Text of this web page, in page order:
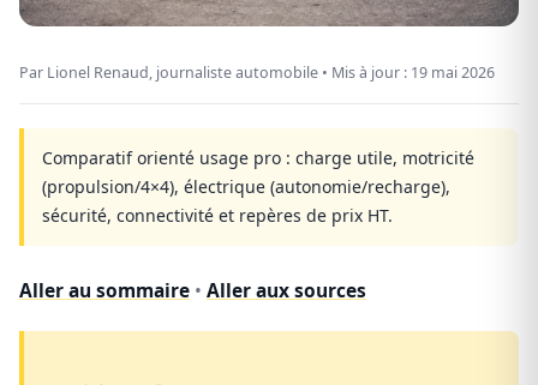
Par Lionel Renaud, journaliste automobile • Mis à jour : 19 mai 2026
Comparatif orienté usage pro : charge utile, motricité
(propulsion/4×4), électrique (autonomie/recharge),
sécurité, connectivité et repères de prix HT.
Aller au sommaire • Aller aux sources